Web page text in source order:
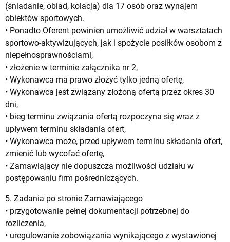
(śniadanie, obiad, kolacja) dla 17 osób oraz wynajem
obiektów sportowych.
• Ponadto Oferent powinien umożliwić udział w warsztatach
sportowo-aktywizujących, jak i spożycie posiłków osobom z
niepełnosprawnościami,
• złożenie w terminie załącznika nr 2,
• Wykonawca ma prawo złożyć tylko jedną ofertę,
• Wykonawca jest związany złożoną ofertą przez okres 30
dni,
• bieg terminu związania ofertą rozpoczyna się wraz z
upływem terminu składania ofert,
• Wykonawca może, przed upływem terminu składania ofert,
zmienić lub wycofać ofertę,
• Zamawiający nie dopuszcza możliwości udziału w
postępowaniu firm pośredniczących.
5. Zadania po stronie Zamawiającego
• przygotowanie pełnej dokumentacji potrzebnej do
rozliczenia,
• uregulowanie zobowiązania wynikającego z wystawionej